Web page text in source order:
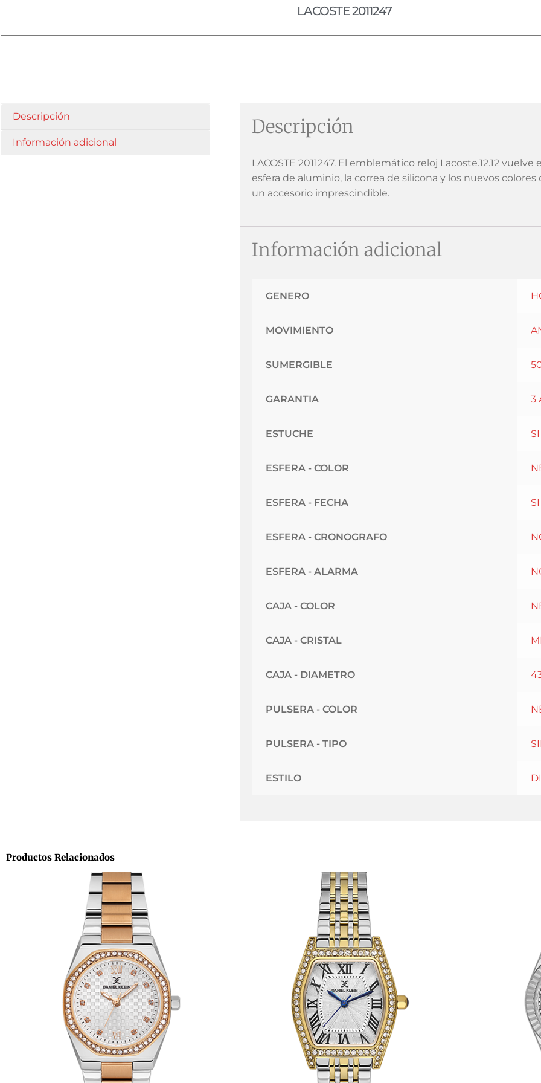
LACOSTE 2011247
Descripción
Información adicional
Descripción
LACOSTE 2011247. El emblemático reloj Lacoste.12.12
esfera de aluminio, la correa de silicona y los nuevos
un accesorio imprescindible.
Información adicional
GENERO
MOVIMIENTO
SUMERGIBLE
GARANTIA 3
ESTUCHE SI
ESFERA - COLOR
ESFERA - FECHA SI
ESFERA - CRONOGRAFO
ESFERA - ALARMA
CAJA - COLOR
CAJA - CRISTAL
CAJA - DIAMETRO
PULSERA - COLOR
PULSERA - TIPO
ESTILO
Productos Relacionados